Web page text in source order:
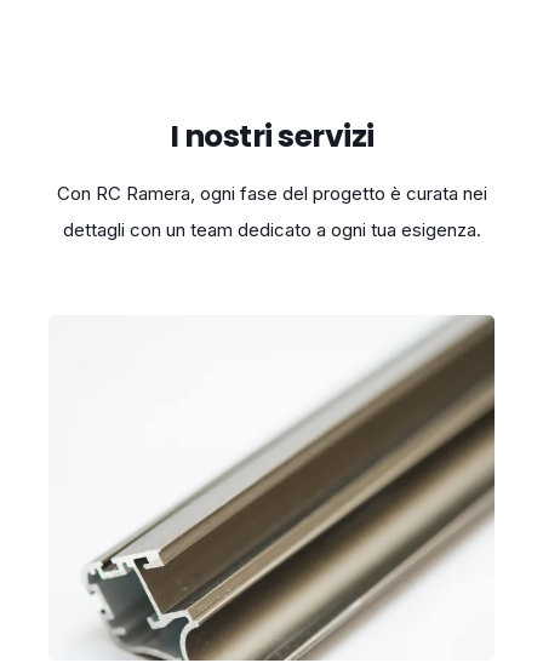
I nostri servizi
Con RC Ramera, ogni fase del progetto è curata nei
dettagli con un team dedicato a ogni tua esigenza.